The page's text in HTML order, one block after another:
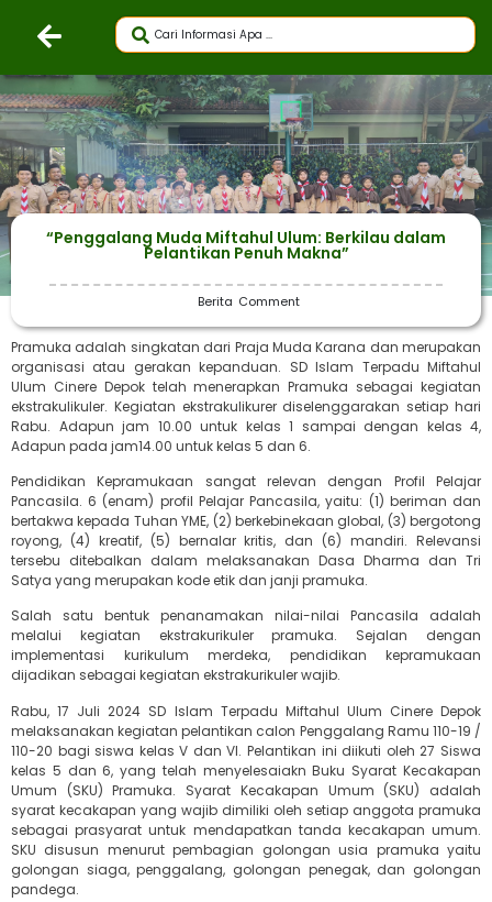
“Penggalang Muda Miftahul Ulum: Berkilau dalam
Pelantikan Penuh Makna”
Berita Comment
Pramuka adalah singkatan dari Praja Muda Karana dan merupakan
organisasi atau gerakan kepanduan. SD Islam Terpadu Miftahul
Ulum Cinere Depok telah menerapkan Pramuka sebagai kegiatan
ekstrakulikuler. Kegiatan ekstrakulikurer diselenggarakan setiap hari
Rabu. Adapun jam 10.00 untuk kelas 1 sampai dengan kelas 4,
Adapun pada jam14.00 untuk kelas 5 dan 6.
Pendidikan Kepramukaan sangat relevan dengan Profil Pelajar
Pancasila. 6 (enam) profil Pelajar Pancasila, yaitu: (1) beriman dan
bertakwa kepada Tuhan YME, (2) berkebinekaan global, (3) bergotong
royong, (4) kreatif, (5) bernalar kritis, dan (6) mandiri. Relevansi
tersebu ditebalkan dalam melaksanakan Dasa Dharma dan Tri
Satya yang merupakan kode etik dan janji pramuka.
Salah satu bentuk penanamakan nilai-nilai Pancasila adalah
melalui kegiatan ekstrakurikuler pramuka. Sejalan dengan
implementasi kurikulum merdeka, pendidikan kepramukaan
dijadikan sebagai kegiatan ekstrakurikuler wajib.
Rabu, 17 Juli 2024 SD Islam Terpadu Miftahul Ulum Cinere Depok
melaksanakan kegiatan pelantikan calon Penggalang Ramu 110-19 /
110-20 bagi siswa kelas V dan VI. Pelantikan ini diikuti oleh 27 Siswa
kelas 5 dan 6, yang telah menyelesaiakn Buku Syarat Kecakapan
Umum (SKU) Pramuka. Syarat Kecakapan Umum (SKU) adalah
syarat kecakapan yang wajib dimiliki oleh setiap anggota pramuka
sebagai prasyarat untuk mendapatkan tanda kecakapan umum.
SKU disusun menurut pembagian golongan usia pramuka yaitu
golongan siaga, penggalang, golongan penegak, dan golongan
pandega.